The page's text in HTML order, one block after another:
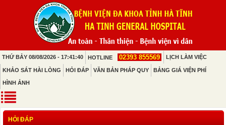
THỨ BẢY 08/08/2026 - 17:41:40 HOTLINE 02393 855569 LỊCH LÀM VIỆC
KHẢO SÁT HÀI LÒNG HỎI ĐÁP VĂN BẢN PHÁP QUY BẢNG GIÁ VIỆN PHÍ
HÌNH ẢNH
HỎI ĐÁP